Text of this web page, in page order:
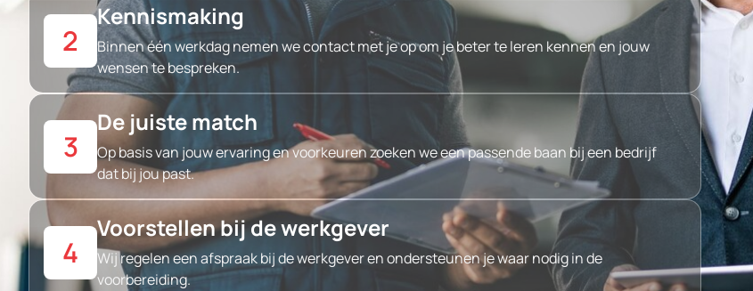
2
Kennismaking
Binnen één werkdag nemen we contact met je op om je beter te leren kennen en jouw
wensen te bespreken.
3
De juiste match
Op basis van jouw ervaring en voorkeuren zoeken we een passende baan bij een bedrijf
dat bij jou past.
4
Voorstellen bij de werkgever
Wij regelen een afspraak bij de werkgever en ondersteunen je waar nodig in de
voorbereiding.